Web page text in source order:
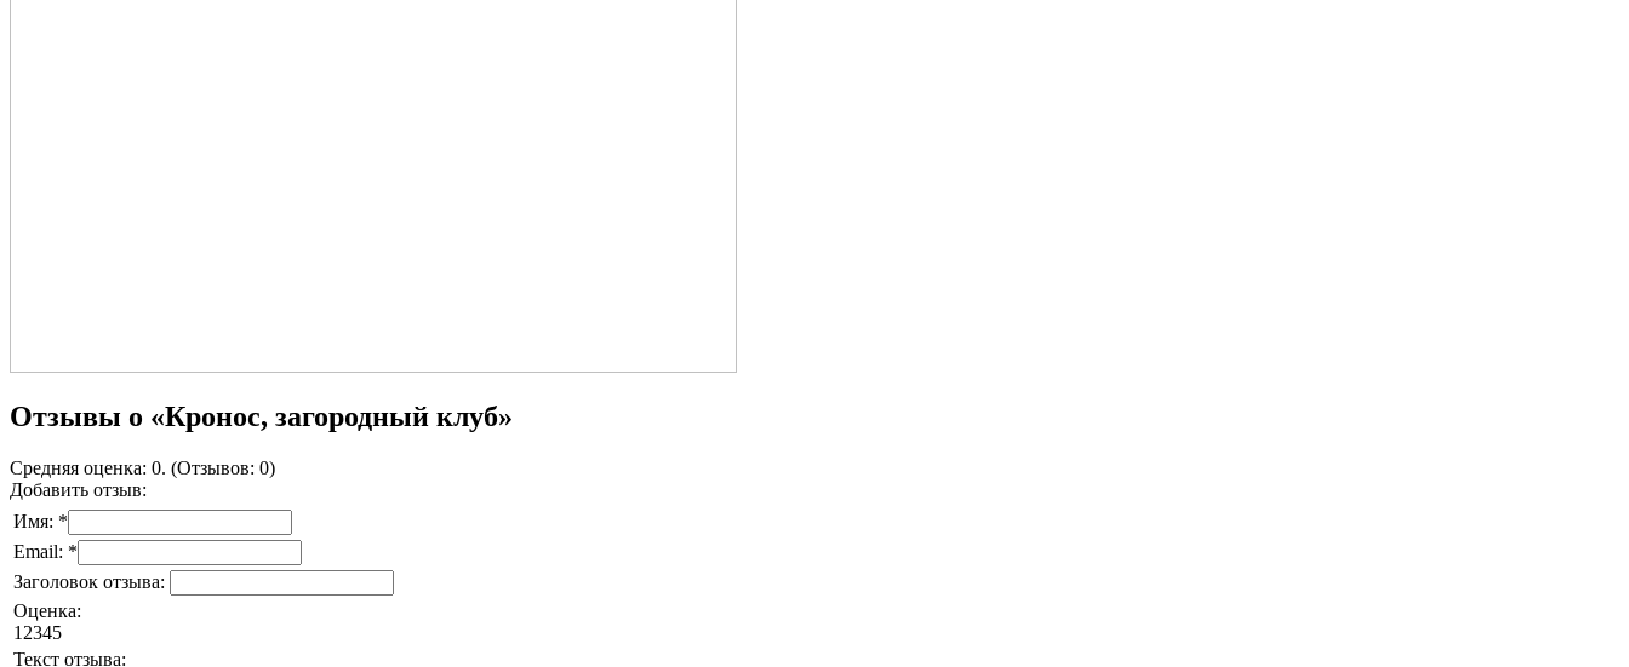
Отзывы о «Кронос, загородный клуб»
Средняя оценка: 0. (Отзывов: 0)
Добавить отзыв:
Имя: *
Email: *
Заголовок отзыва:
Оценка:
1 2345
Текст отзыва: